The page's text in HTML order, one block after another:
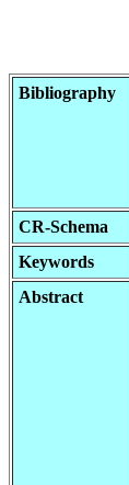
Bibliography
CR-Schema
Keywords
Abstract